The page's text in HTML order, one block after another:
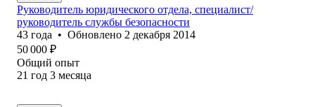
Руководитель юридического отдела, специалист/
руководитель службы безопасности
43 года • Обновлено 2 декабря 2014
50 000 ₽
Общий опыт
21 год 3 месяца